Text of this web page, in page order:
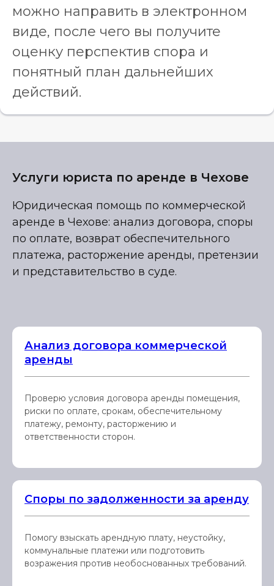
можно направить в электронном
виде, после чего вы получите
оценку перспектив спора и
понятный план дальнейших
действий.
Услуги юриста по аренде в Чехове
Юридическая помощь по коммерческой
аренде в Чехове: анализ договора, споры
по оплате, возврат обеспечительного
платежа, расторжение аренды, претензии
и представительство в суде.
Анализ договора коммерческой
аренды
Проверю условия договора аренды помещения,
риски по оплате, срокам, обеспечительному
платежу, ремонту, расторжению и
ответственности сторон.
Споры по задолженности за аренду
Помогу взыскать арендную плату, неустойку,
коммунальные платежи или подготовить
возражения против необоснованных требований.